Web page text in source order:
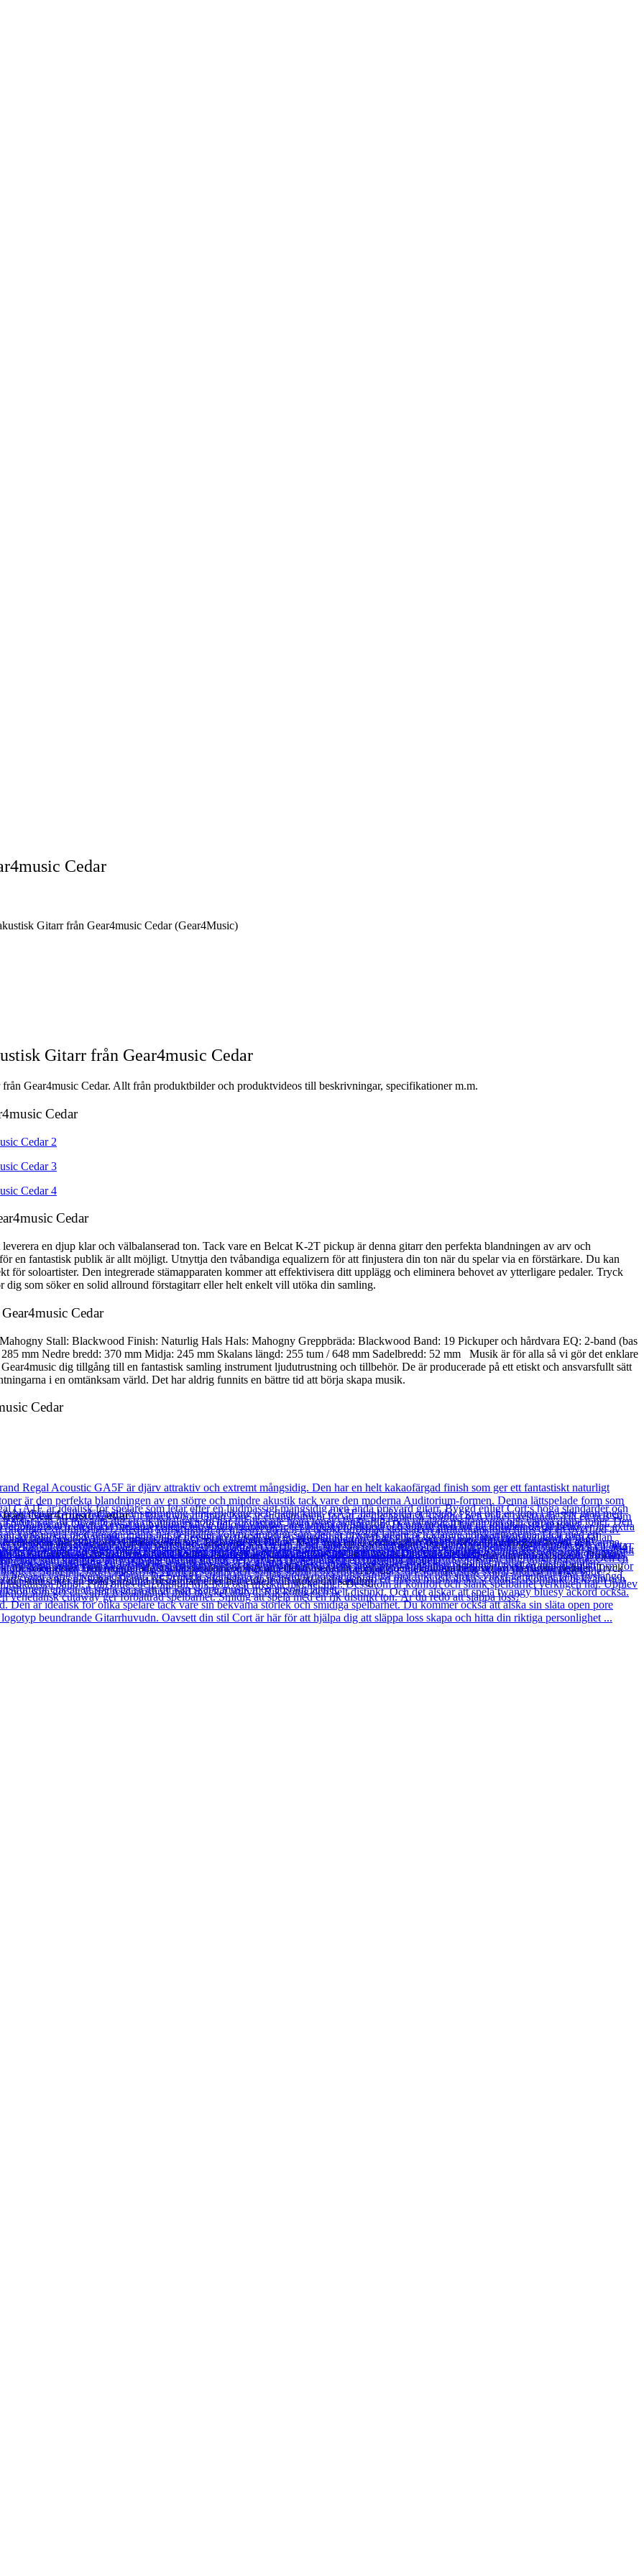
Cedar
Gitarr från Gear4music Cedar (Gear4Music)
Gitarr från Gear4music Cedar
Gear4music Cedar. Allt från produktbilder och produktvideos till beskrivningar, specifikationer m.m.
Cedar
Cedar
en djup klar och välbalanserad ton. Tack vare en Belcat K-2T pickup är denna gitarr den perfekta blandningen av arv och
en fantastisk publik är allt möjligt. Utnyttja den tvåbandiga equalizern för att finjustera din ton när du spelar via en förstärkare. Du kan
för soloartister. Den integrerade stämapparaten kommer att effektivisera ditt upplägg och eliminera behovet av ytterligare pedaler. Tryck
dig som söker en solid allround förstagitarr eller helt enkelt vill utöka din samling.
Cedar
Stall: Blackwood Finish: Naturlig Hals Hals: Mahogny Greppbräda: Blackwood Band: 19 Pickuper och hårdvara EQ: 2-band (bas
mm Nedre bredd: 370 mm Midja: 245 mm Skalans längd: 255 tum / 648 mm Sadelbredd: 52 mm Musik är för alla så vi gör det enklare
dig tillgång till en fantastisk samling instrument ljudutrustning och tillbehör. De är producerade på ett etiskt och ansvarsfullt sätt
i en omtänksam värld. Det har aldrig funnits en bättre tid att börja skapa musik.
Cedar
Gear4music Cedar
en djup klar och välbalanserad ton. Tack vare en Belcat K-2T pickup är denna gitarr den perfekta blandningen av arv och
en fantastisk publik är allt möjligt. Utnyttja den tvåbandiga equalizern för att finjustera din ton när du spelar via en förstärkare. Du kan
för soloartister. Den integrerade stämapparaten kommer att effektivisera ditt upplägg och eliminera behovet av ytterligare pedaler. Tryck
dig som söker en solid allround förstagitarr eller helt enkelt vill utöka din samling.